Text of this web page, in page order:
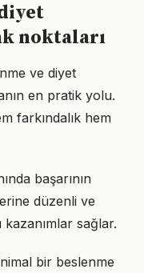
noktaları
ve diyet
en pratik yolu.
farkındalık hem
başarının
düzenli ve
kazanımlar sağlar.
bir beslenme